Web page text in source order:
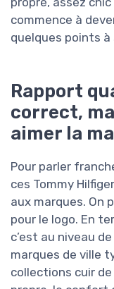
commence à
quelques points à
Rapport
correct,
aimer la
Pour parler
ces Tommy
aux marques. On
pour le logo. En
c’est au niveau
marques de ville
collections cuir